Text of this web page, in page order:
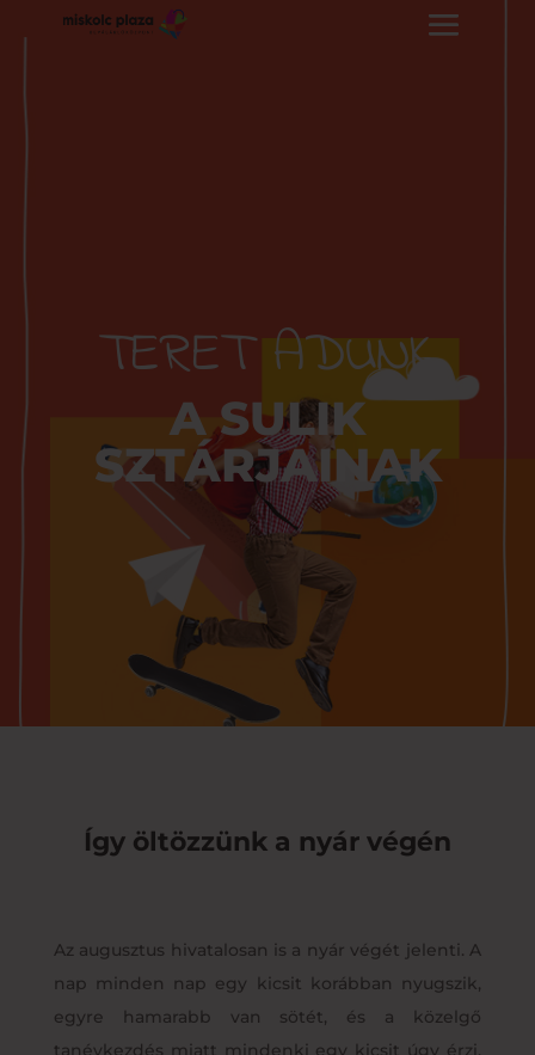
TERET ADUNK
A SULIK
SZTÁRJAINAK
Így öltözzünk a nyár végén
Az augusztus hivatalosan is a nyár végét jelenti. A
nap minden nap egy kicsit korábban nyugszik,
egyre hamarabb van sötét, és a közelgő
tanévkezdés miatt mindenki egy kicsit úgy érzi,